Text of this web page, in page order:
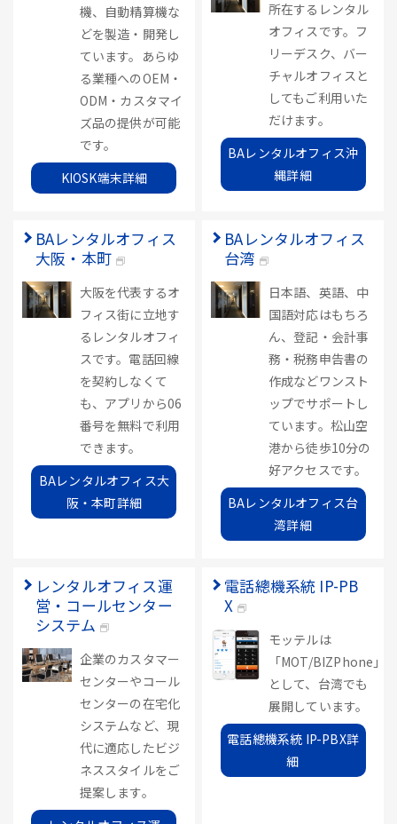
機、自動精算機な
どを製造・開発し
ています。あらゆ
る業種へのOEM・
ODM・カスタマイ
ズ品の提供が可能
です。
KIOSK端末詳細
所在するレンタル
オフィスです。フ
リーデスク、バー
チャルオフィスと
してもご利用いた
だけます。
BAレンタルオフィス沖
縄詳細
BAレンタルオフィス
大阪・本町
大阪を代表するオ
フィス街に立地す
るレンタルオフィ
スです。電話回線
を契約しなくて
も、アプリから06
番号を無料で利用
できます。
BAレンタルオフィス大
阪・本町詳細
BAレンタルオフィス
台湾
日本語、英語、中
国語対応はもちろ
ん、登記・会計事
務・税務申告書の
作成などワンスト
ップでサポートし
ています。松山空
港から徒歩10分の
好アクセスです。
BAレンタルオフィス台
湾詳細
レンタルオフィス運
営・コールセンター
システム
企業のカスタマー
センターやコール
センターの在宅化
システムなど、現
代に適応したビジ
ネススタイルをご
提案します。
電話總機系統 IP-PB
X
モッテルは
「MOT/BIZPhone」
として、台湾でも
展開しています。
電話總機系統 IP-PBX詳
細